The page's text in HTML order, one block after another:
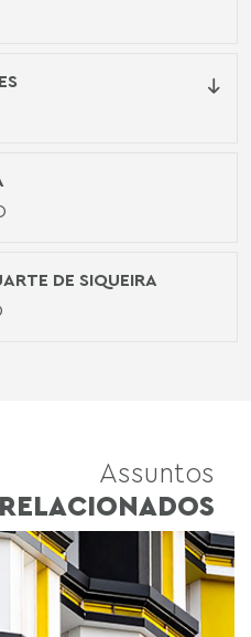
DE SIQUEIRA
Assuntos
RELACIONADOS